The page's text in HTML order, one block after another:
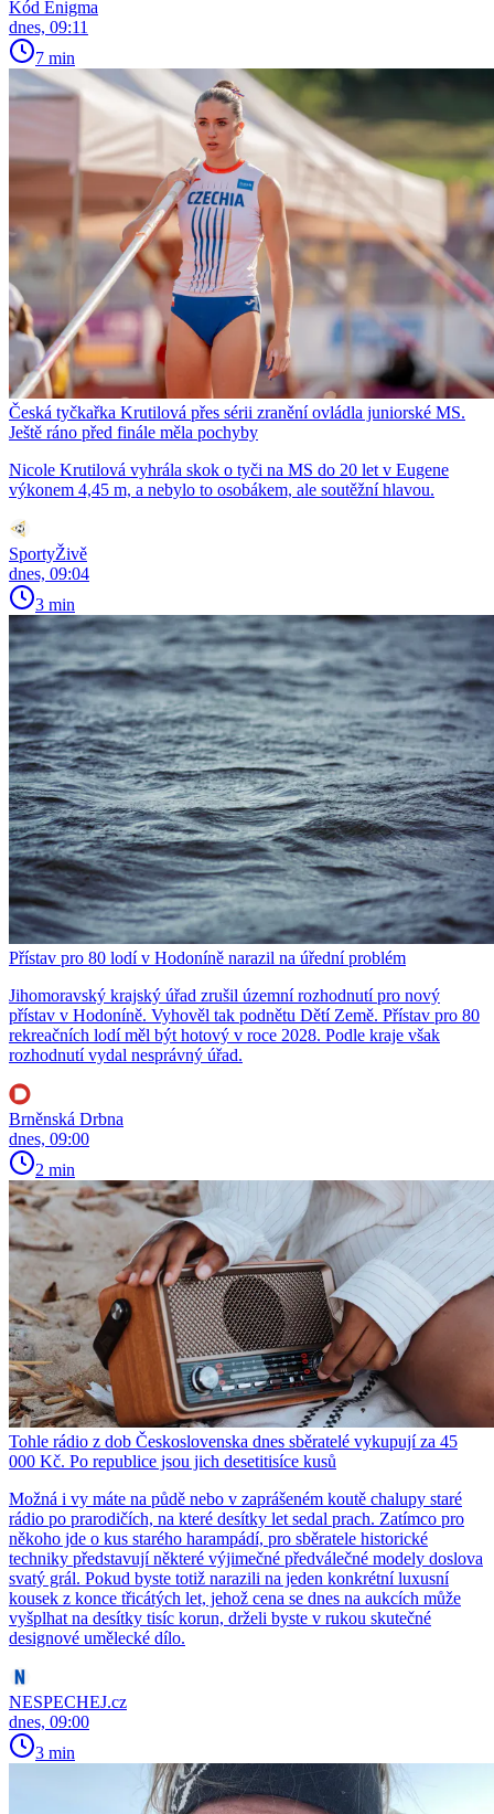
Kód Enigma
dnes, 09:11
7 min
Česká tyčkařka Krutilová přes sérii zranění ovládla juniorské MS.
Ještě ráno před finále měla pochyby
Nicole Krutilová vyhrála skok o tyči na MS do 20 let v Eugene
výkonem 4,45 m, a nebylo to osobákem, ale soutěžní hlavou.
SportyŽivě
dnes, 09:04
3 min
Přístav pro 80 lodí v Hodoníně narazil na úřední problém
Jihomoravský krajský úřad zrušil územní rozhodnutí pro nový
přístav v Hodoníně. Vyhověl tak podnětu Dětí Země. Přístav pro 80
rekreačních lodí měl být hotový v roce 2028. Podle kraje však
rozhodnutí vydal nesprávný úřad.
Brněnská Drbna
dnes, 09:00
2 min
Tohle rádio z dob Československa dnes sběratelé vykupují za 45
000 Kč. Po republice jsou jich desetitisíce kusů
Možná i vy máte na půdě nebo v zaprášeném koutě chalupy staré
rádio po prarodičích, na které desítky let sedal prach. Zatímco pro
někoho jde o kus starého harampádí, pro sběratele historické
techniky představují některé výjimečné předválečné modely doslova
svatý grál. Pokud byste totiž narazili na jeden konkrétní luxusní
kousek z konce třicátých let, jehož cena se dnes na aukcích může
vyšplhat na desítky tisíc korun, drželi byste v rukou skutečné
designové umělecké dílo.
NESPECHEJ.cz
dnes, 09:00
3 min